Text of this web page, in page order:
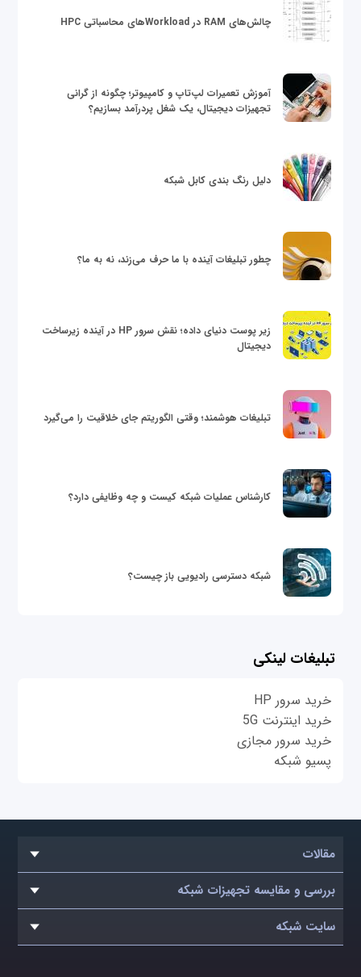
چالش‌های RAM در Workloadهای محاسباتی HPC
آموزش تعمیرات لپ‌تاپ و کامپیوتر؛ چگونه از گرانی
تجهیزات دیجیتال، یک شغل پردرآمد بسازیم؟
دلیل رنگ بندی کابل شبکه
چطور تبلیغات آینده با ما حرف می‌زند، نه به ما؟
زیر پوست دنیای داده؛ نقش سرور HP در آینده زیرساخت
دیجیتال
تبلیغات هوشمند؛ وقتی الگوریتم جای خلاقیت را می‌گیرد
کارشناس عملیات شبکه کیست و چه وظایفی دارد؟
شبکه دسترسی رادیویی باز چیست؟
تبلیغات لینکی
خرید سرور HP
خرید اینترنت 5G
خرید سرور مجازی
پسیو شبکه
مقالات
بررسی و مقایسه تجهیزات شبکه
سایت شبکه